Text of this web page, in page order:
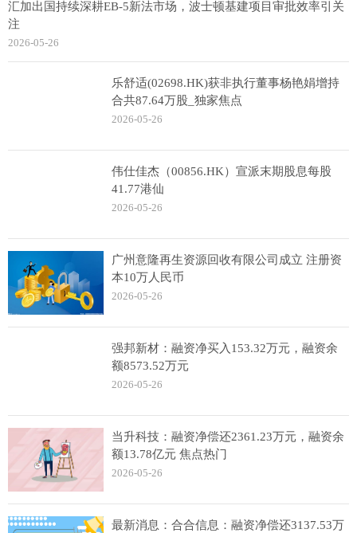
汇加出国持续深耕EB-5新法市场，波士顿基建项目审批效率引关
注
2026-05-26
乐舒适(02698.HK)获非执行董事杨艳娟增持
合共87.64万股_独家焦点
2026-05-26
伟仕佳杰（00856.HK）宣派末期股息每股
41.77港仙
2026-05-26
广州意隆再生资源回收有限公司成立 注册资
本10万人民币
2026-05-26
强邦新材：融资净买入153.32万元，融资余
额8573.52万元
2026-05-26
当升科技：融资净偿还2361.23万元，融资余
额13.78亿元 焦点热门
2026-05-26
最新消息：合合信息：融资净偿还3137.53万